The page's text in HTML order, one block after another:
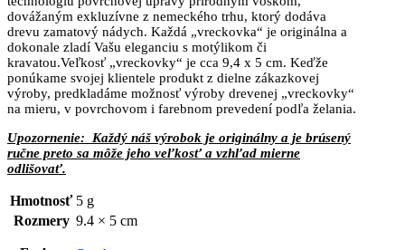
dovážaným exkluzívne z nemeckého trhu, ktorý dodáva
drevu zamatový nádych. Každá „vreckovka“ je originálna a
dokonale zladí Vašu eleganciu s motýlikom či
kravatou.Veľkosť „vreckovky“ je cca 9,4 x 5 cm. Keďže
ponúkame svojej klientele produkt z dielne zákazkovej
výroby, predkladáme možnosť výroby drevenej „vreckovky“
na mieru, v povrchovom i farebnom prevedení podľa želania.
Upozornenie: Každý náš výrobok je originálny a je brúsený
ručne preto sa môže jeho veľkosť a vzhľad mierne
odlišovať.
Hmotnosť 5 g
Rozmery 9.4 × 5 cm